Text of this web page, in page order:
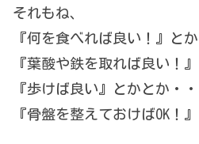
それもね、
『何を食べれば良い！』とか
『葉酸や鉄を取れば良い！
『歩けば良い』とかとか・・
『骨盤を整えておけばOK！』